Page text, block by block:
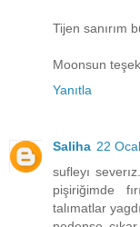
Tijen sanırım
Moonsun
Yanıtla
Saliha 22
sufleyı
pişiriğimde
talımatlar